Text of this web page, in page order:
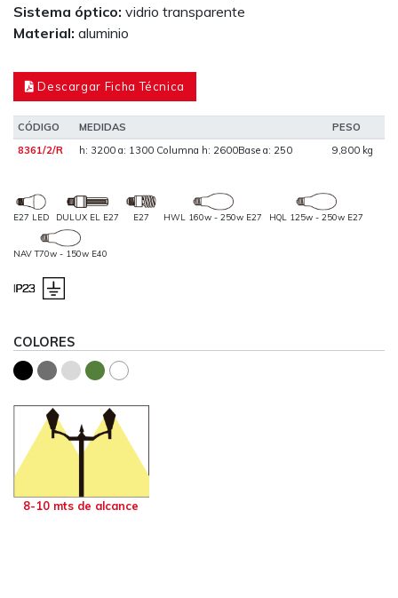
Sistema óptico: vidrio transparente
Material: aluminio
Descargar Ficha Técnica
CÓDIGO MEDIDAS
PESO
8361/2/R
h: 3200 a: 1300 Columna h: 2600Base a: 250 9,800 kg
E27 LED DULUX EL E27 E27 HWL 160w - 250w E27 HQL 125w - 250w E27
NAV T70w - 150w E40
COLORES
8-10 mts de alcance